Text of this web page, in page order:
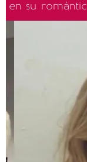
en su